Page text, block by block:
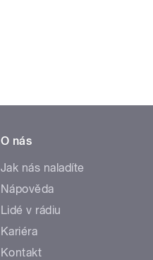
O nás
Jak nás naladíte
Nápověda
Lidé v rádiu
Kariéra
Kontakt